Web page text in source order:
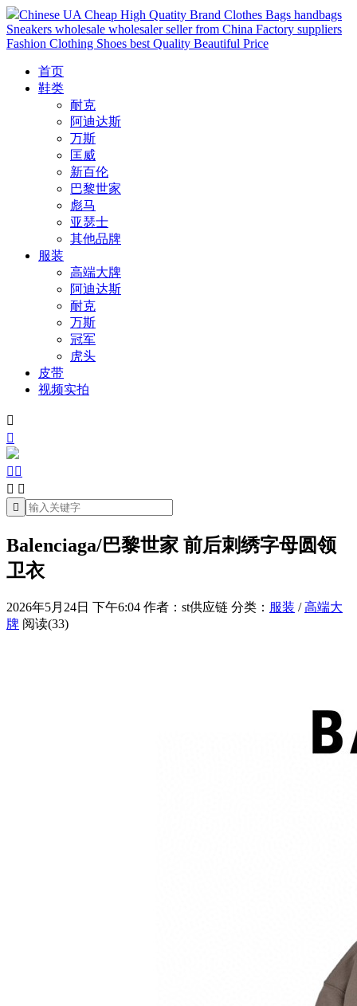
Chinese UA Cheap High Quatity Brand Clothes Bags handbags
Sneakers wholesale wholesaler seller from China Factory suppliers
Fashion Clothing Shoes best Quality Beautiful Price
首页
鞋类
耐克
阿迪达斯
万斯
匡威
新百伦
巴黎世家
彪马
亚瑟士
其他品牌
服装
高端大牌
阿迪达斯
耐克
万斯
冠军
虎头
皮带
视频实拍


 
 

Balenciaga/巴黎世家 前后刺绣字母圆领
卫衣
2026年5月24日 下午6:04 作者：st供应链 分类： 服装 /高端大
牌 阅读(33)